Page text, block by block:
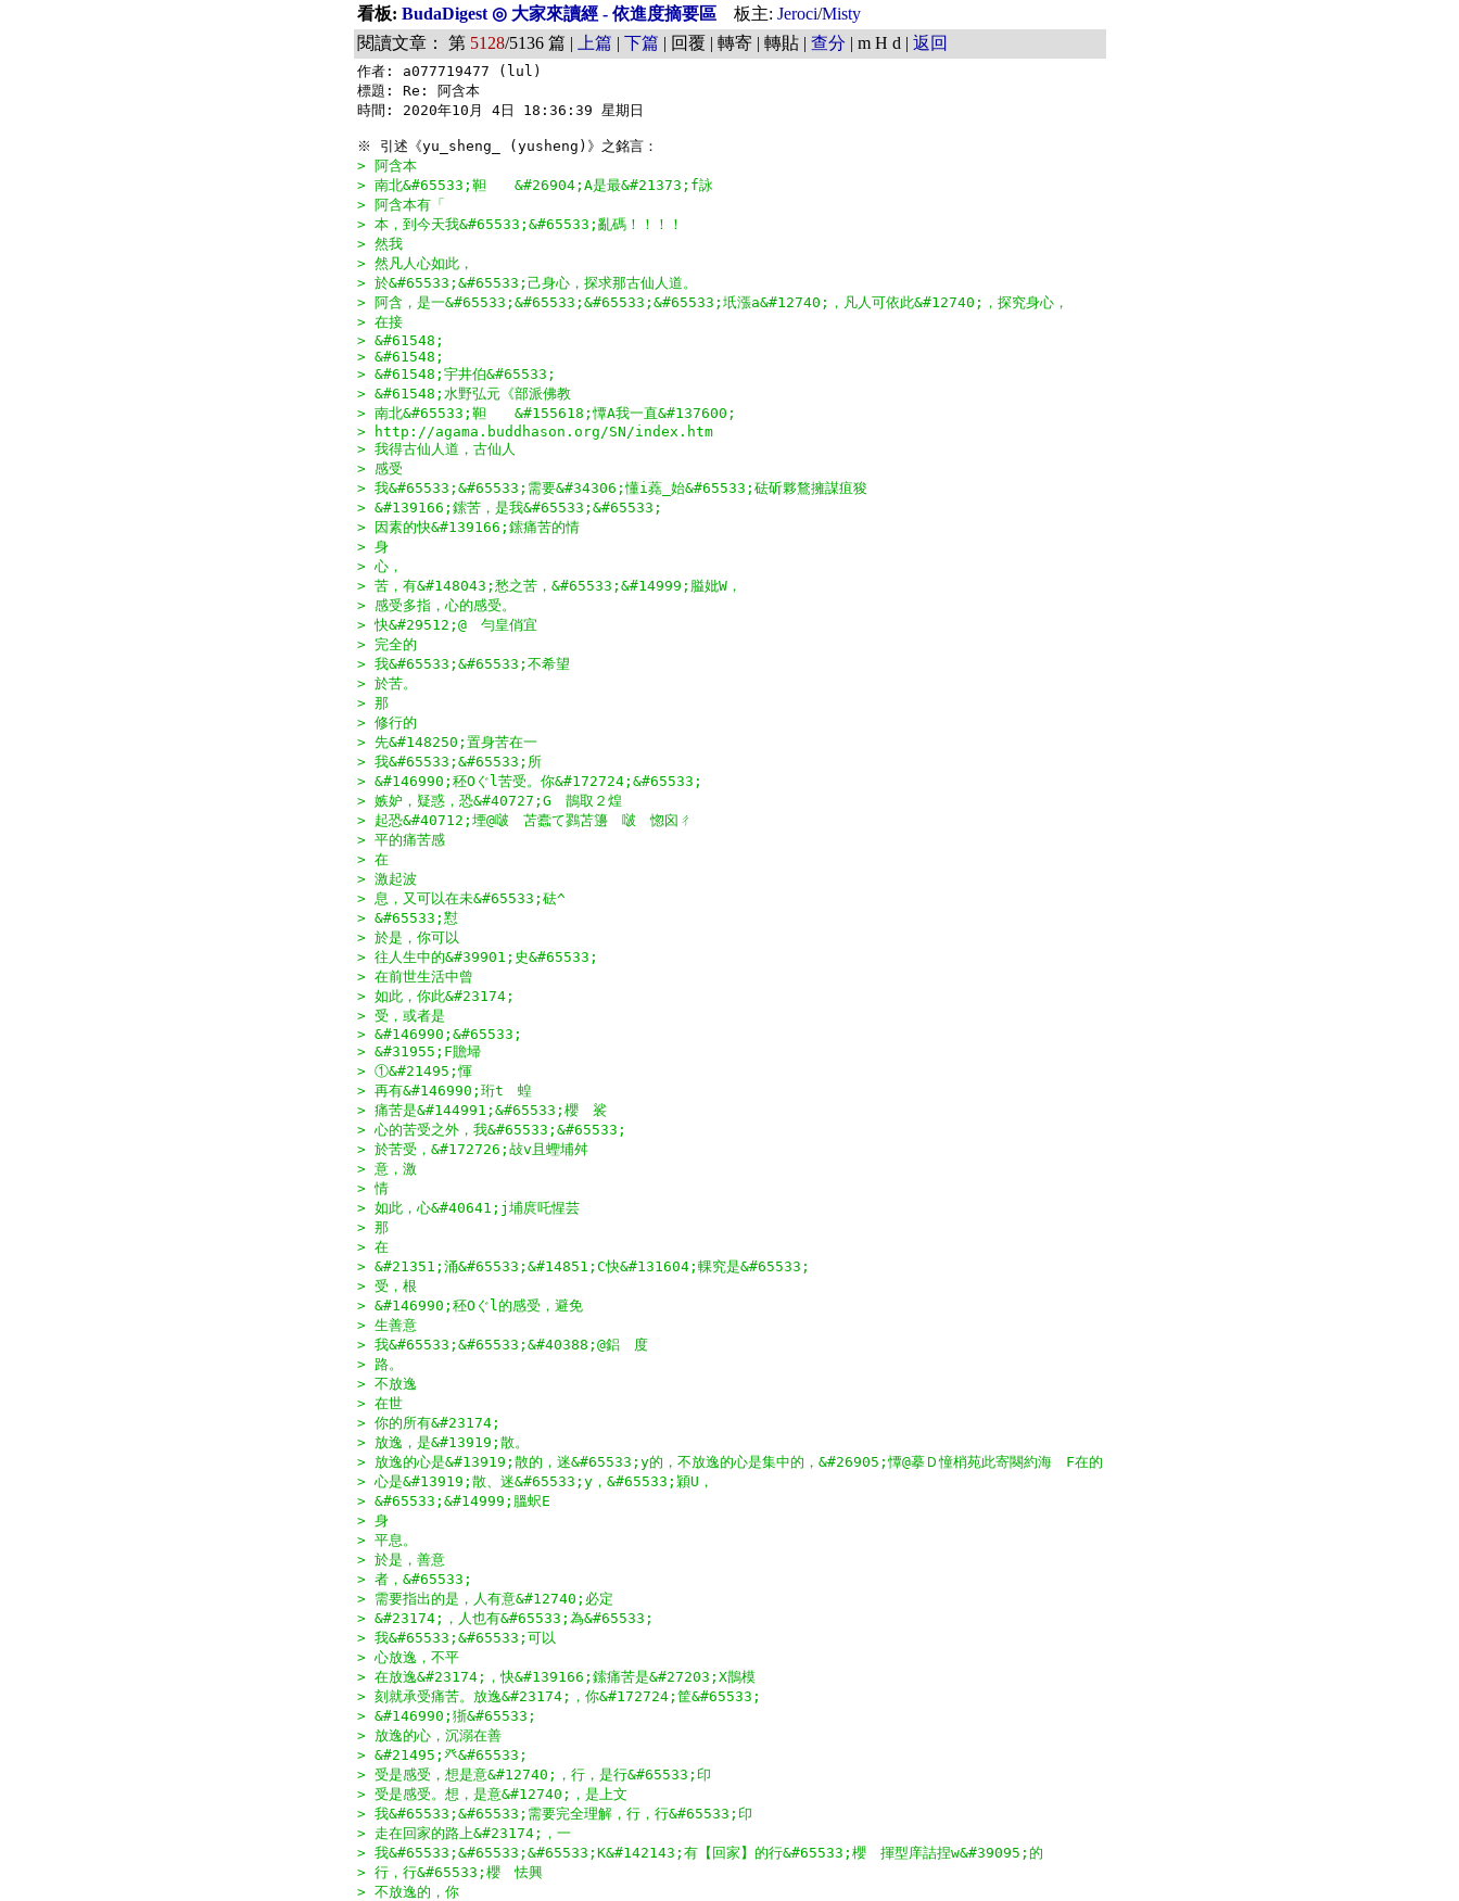
看板: BudaDigest ◎ 大家來讀經 - 依進度摘要區 板主: Jeroci/Misty
閱讀文章： 第 5128/5136 篇 | 上篇 | 下篇 | 回覆 | 轉寄 | 轉貼 | 查分 | m H d | 返回
作者: a077719477 (lul)
標題: Re: 阿含本
時間: 2020年10月 4日 18:36:39 星期日
> 阿含本
> 南北&#65533;靼　　&#26904;A是最&#21373;f詠
> 阿含本有「
> 本，到今天我&#65533;&#65533;亂碼！！！！
> 然我
> 然凡人心如此，
> 於&#65533;&#65533;己身心，探求那古仙人道。
> 阿含，是一&#65533;&#65533;&#65533;&#65533;坁漲a&#12740;，凡人可依此&#12740;，探究身心，
> 在接
> &#61548;
> &#61548;
> &#61548;宇井伯&#65533;
> &#61548;水野弘元《部派佛教
> 南北&#65533;靼　　&#155618;憛A我一直&#137600;
> http://agama.buddhason.org/SN/index.htm
> 我得古仙人道，古仙人
> 感受
> 我&#65533;&#65533;需要&#34306;懂i蕘_始&#65533;砝斫夥鶩擁謀疽狻
> &#139166;鎍苦，是我&#65533;&#65533;
> 因素的快&#139166;鎍痛苦的情
> 身
> 心，
> 苦，有&#148043;愁之苦，&#65533;&#14999;膉妣W，
> 感受多指，心的感受。
> 快&#29512;@　勻皇俏宜
> 完全的
> 我&#65533;&#65533;不希望
> 於苦。
> 那
> 修行的
> 先&#148250;置身苦在一
> 我&#65533;&#65533;所
> &#146990;秠Oぐl苦受。你&#172724;&#65533;
> 嫉妒，疑惑，恐&#40727;G　鵲取２煌
> 起恐&#40712;堙@啵　苫蠹て鷚苫籩　啵　惚囟ㄔ
> 平的痛苦感
> 在
> 激起波
> 息，又可以在未&#65533;砝^
> &#65533;懟
> 於是，你可以
> 往人生中的&#39901;史&#65533;
> 在前世生活中曾
> 如此，你此&#23174;
> 受，或者是
> &#146990;&#65533;
> &#31955;F贍埽
> ①&#21495;惲
> 再有&#146990;珩t　蝗
> 痛苦是&#144991;&#65533;櫻　裟
> 心的苦受之外，我&#65533;&#65533;
> 於苦受，&#172726;敁v且蟶埔舛
> 意，激
> 情
> 如此，心&#40641;j埔庹吒惺芸
> 那
> 在
> &#21351;涌&#65533;&#14851;C快&#131604;輠究是&#65533;
> 受，根
> &#146990;秠Oぐl的感受，避免
> 生善意
> 我&#65533;&#65533;&#40388;@鋁　度
> 路。
> 不放逸
> 在世
> 你的所有&#23174;
> 放逸，是&#13919;散。
> 放逸的心是&#13919;散的，迷&#65533;y的，不放逸的心是集中的，&#26905;憛@摹Ｄ憧梢苑此寄闋約海　F在的
> 心是&#13919;散、迷&#65533;y，&#65533;穎U，
> &#65533;&#14999;膃蚇E
> 身
> 平息。
> 於是，善意
> 者，&#65533;
> 需要指出的是，人有意&#12740;必定
> &#23174;，人也有&#65533;為&#65533;
> 我&#65533;&#65533;可以
> 心放逸，不平
> 在放逸&#23174;，快&#139166;鎍痛苦是&#27203;X鵲模
> 刻就承受痛苦。放逸&#23174;，你&#172724;筐&#65533;
> &#146990;狾&#65533;
> 放逸的心，沉溺在善
> &#21495;癶&#65533;
> 受是感受，想是意&#12740;，行，是行&#65533;印
> 受是感受。想，是意&#12740;，是上文
> 我&#65533;&#65533;需要完全理解，行，行&#65533;印
> 走在回家的路上&#23174;，一
> 我&#65533;&#65533;&#65533;K&#142143;有【回家】的行&#65533;櫻　揮型庠詰捏w&#39095;的
> 行，行&#65533;櫻　怯興
> 不放逸的，你